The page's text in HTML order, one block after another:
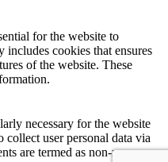
for the website to
cookies that ensures
of the website. These
necessary for the website
user personal data via
are termed as non-necessary